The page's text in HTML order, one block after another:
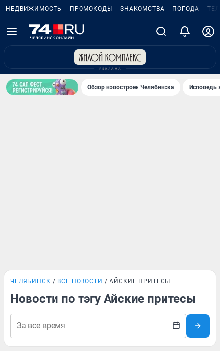
НЕДВИЖИМОСТЬ ПРОМОКОДЫ ЗНАКОМСТВА ПОГОДА
Обзор новостроек Челябинска Исповедь
ЧЕЛЯБИНСК ВСЕ НОВОСТИ АЙСКИЕ ПРИТЕСЫ
Новости по тэгу Айские притесы